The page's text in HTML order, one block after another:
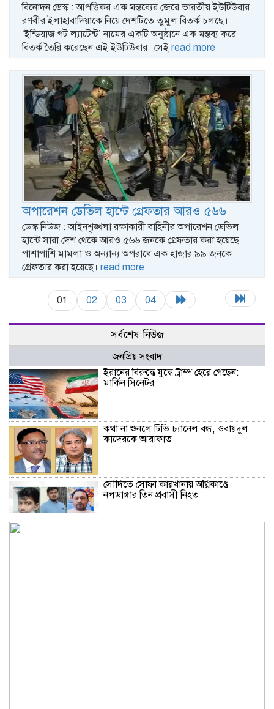
বিনোদন ডেস্ক : আপত্তিকর এক মন্তব্যের জেরে ভারতীয় ইউটিউবার
রণবীর ইলাহাবাদিয়াকে নিয়ে দেশটিতে তুমুল বিতর্ক চলছে।
‘ইন্ডিয়াজ গট ল্যাটেন্ট’ নামের একটি অনুষ্ঠানে এক মন্তব্য করে
বিতর্ক তৈরি করেছেন এই ইউটিউবার। সেই read more
অপারেশন ডেভিল হান্টে গ্রেফতার আরও ৫৬৬
ডেস্ক নিউজ : আইনশৃঙ্খলা রক্ষাকারী বাহিনীর অপারেশন ডেভিল
হান্টে সারা দেশ থেকে আরও ৫৬৬ জনকে গ্রেফতার করা হয়েছে।
পাশাপাশি মামলা ও অন্যান্য অপরাধে এক হাজার ৯৯ জনকে
গ্রেফতার করা হয়েছে। read more
01 02 03 04
সর্বশেষ নিউজ
জনপ্রিয় সংবাদ
ইরানের বিরুদ্ধে যুদ্ধে ট্রাম্প হেরে গেছেন:
মার্কিন সিনেটর
কথা না শুনলে টিভি চ্যানেল বন্ধ, ওবায়দুল
কাদেরকে আরাফাত
সৌদিতে সোফা কারখানায় অগ্নিকাণ্ডে
নলডাঙ্গার তিন প্রবাসী নিহত